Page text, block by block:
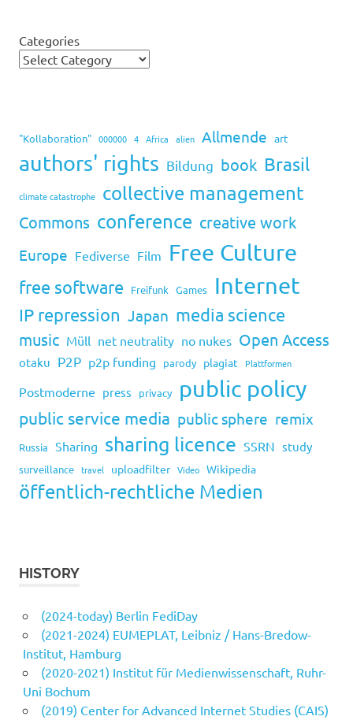
Categories
"Kollaboration" 000000 4 Africa alien Allmende art
authors' rights Bildung book Brasil
climate catastrophe collective management
Commons conference creative work
Europe Fediverse Film Free Culture
free software Freifunk Games Internet
IP repression Japan media science
music Müll net neutrality no nukes Open Access
otaku P2P p2p funding parody plagiat Plattformen
Postmoderne press privacy public policy
public service media public sphere remix
Russia Sharing sharing licence SSRN study
surveillance travel uploadfilter Video Wikipedia
öffentlich-rechtliche Medien
HISTORY
(2024-today) Berlin FediDay
(2021-2024) EUMEPLAT, Leibniz / Hans-Bredow-
Institut, Hamburg
(2020-2021) Institut für Medienwissenschaft, Ruhr-
Uni Bochum
(2019) Center for Advanced Internet Studies (CAIS)